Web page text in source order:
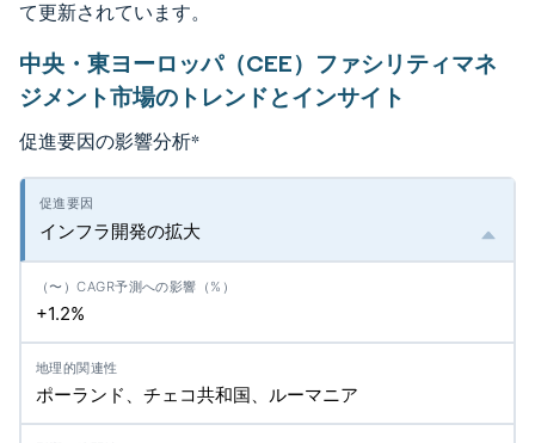
て更新されています。
中央・東ヨーロッパ（CEE）ファシリティマネ
ジメント市場のトレンドとインサイト
促進要因の影響分析*
インフラ開発の拡大
+1.2%
ポーランド、チェコ共和国、ルーマニア